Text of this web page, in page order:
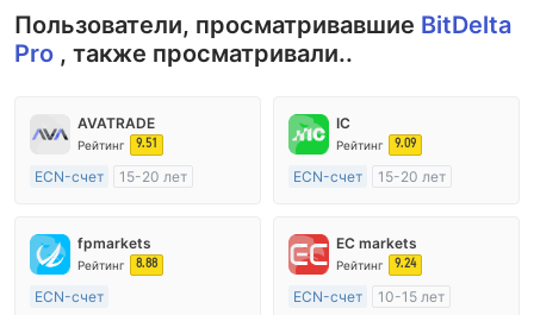
Пользователи, просматривавшие BitDelta
Pro , также просматривали..
AVATRADE
Рейтинг 9.51
ECN-счет
15-20 лет
Маркет-Мейкинг (MM)
Основной стандарт MT4
IC
Рейтинг 9.09
ECN-счет
15-20 лет
Маркет-Мейкинг (MM)
Основной стандарт MT4
fpmarkets
Рейтинг 8.88
ECN-счет
EC markets
Рейтинг 9.24
ECN-счет
10-15 лет